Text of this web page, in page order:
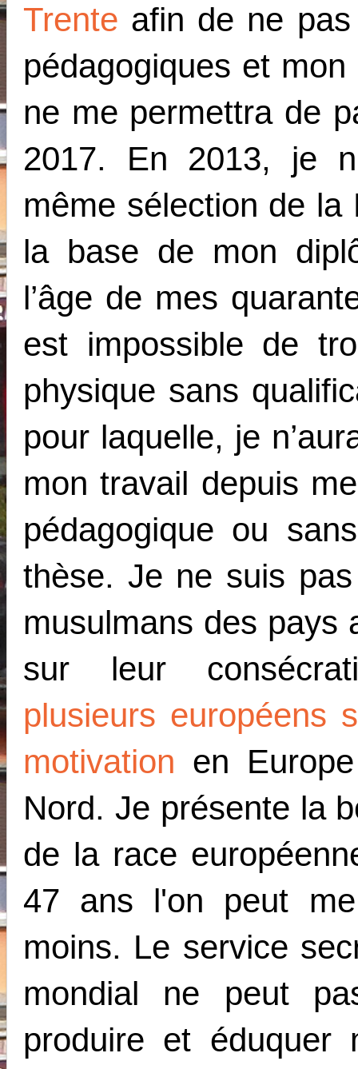
Trente afin de ne
pédagogiques et
ne me permettra de
2017. En 2013, je
même sélection de
la base de mon
l’âge de mes
est impossible de
physique sans
pour laquelle, je
mon travail depuis
pédagogique ou
thèse. Je ne suis
musulmans des pays
sur leur
plusieurs européens
motivation en
Nord. Je présente la
de la race
47 ans l'on peut
moins. Le service
mondial ne peut
produire et éduquer